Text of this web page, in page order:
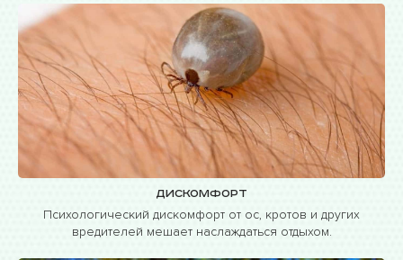
Дискомфорт
Психологический дискомфорт от ос, кротов и других
вредителей мешает наслаждаться отдыхом.